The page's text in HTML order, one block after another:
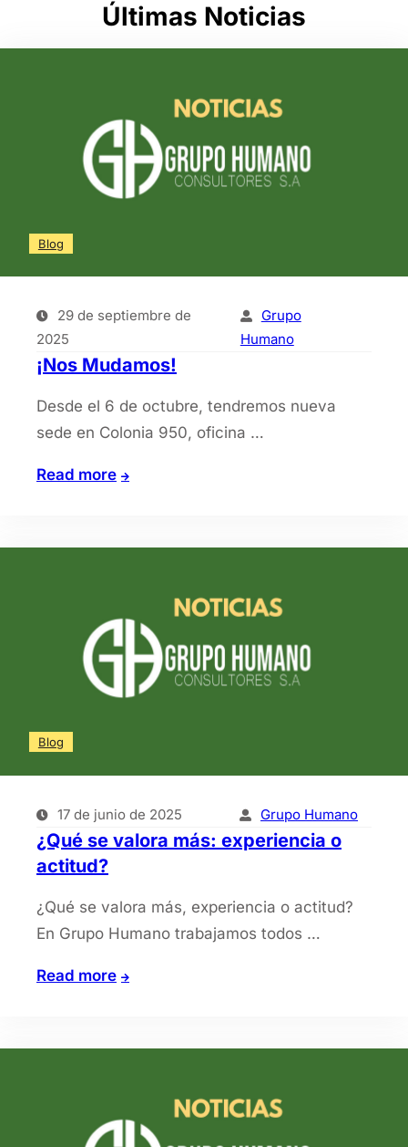
Últimas Noticias
¡Nos Mudamos!
29 de septiembre de
2025
Grupo
Humano
Blog
Desde el 6 de octubre, tendremos nueva
sede en Colonia 950, oficina …
Read more¡Nos
¿Qué se valora más: experiencia o
actitud?
17 de junio de 2025 Grupo Humano
Blog
¿Qué se valora más, experiencia o actitud?
En Grupo Humano trabajamos todos …
Read more¿Qué
más:
actitud?